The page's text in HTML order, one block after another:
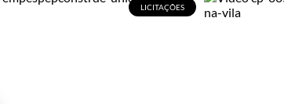
LICITAÇÕES